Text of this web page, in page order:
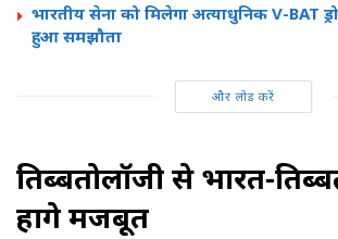
भारतीय सेना को मिलेगा अत्याधुनिक V-BAT
हुआ समझौता
और लोड करें
तिब्बतोलॉजी से भारत-
होंगे मजबूत